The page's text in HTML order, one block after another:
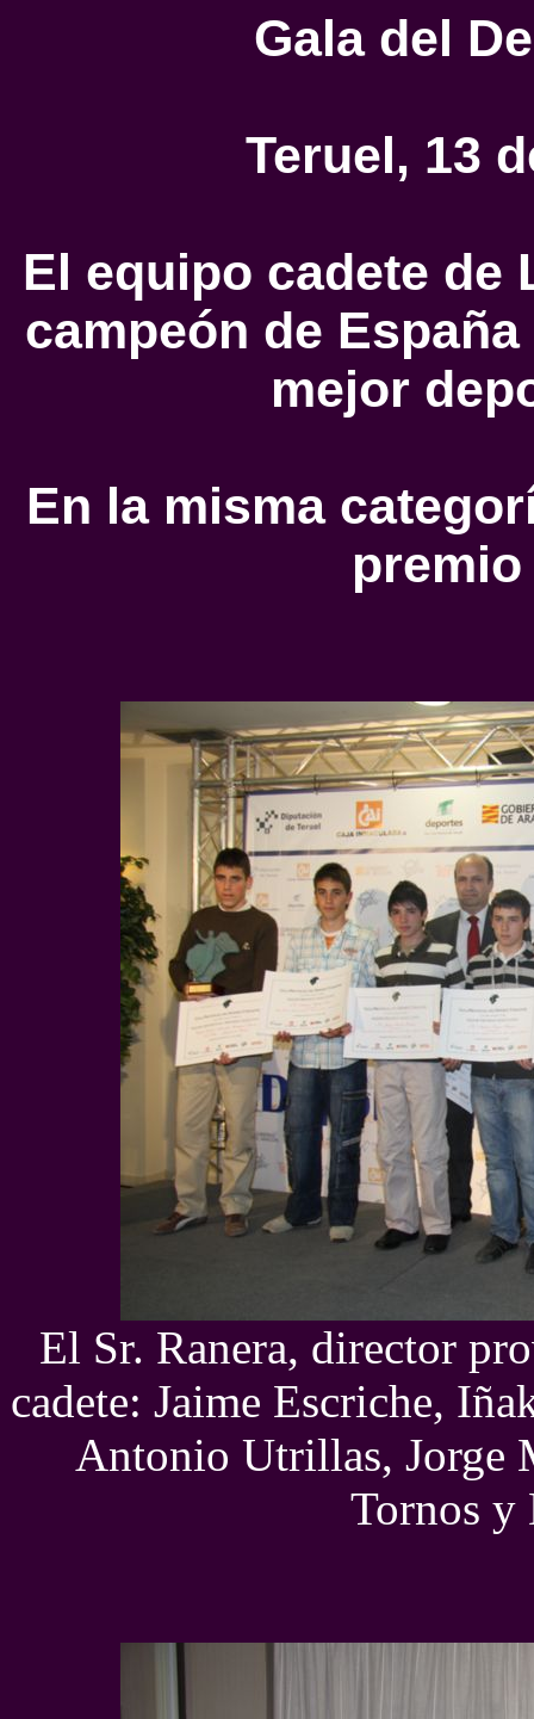
Gala del
Teruel, 13
El equipo cadete de
campeón de
mejor
En la misma
El Sr. Ranera, director
cadete: Jaime Escriche,
Antonio Utrillas, Jorge
Tornos y